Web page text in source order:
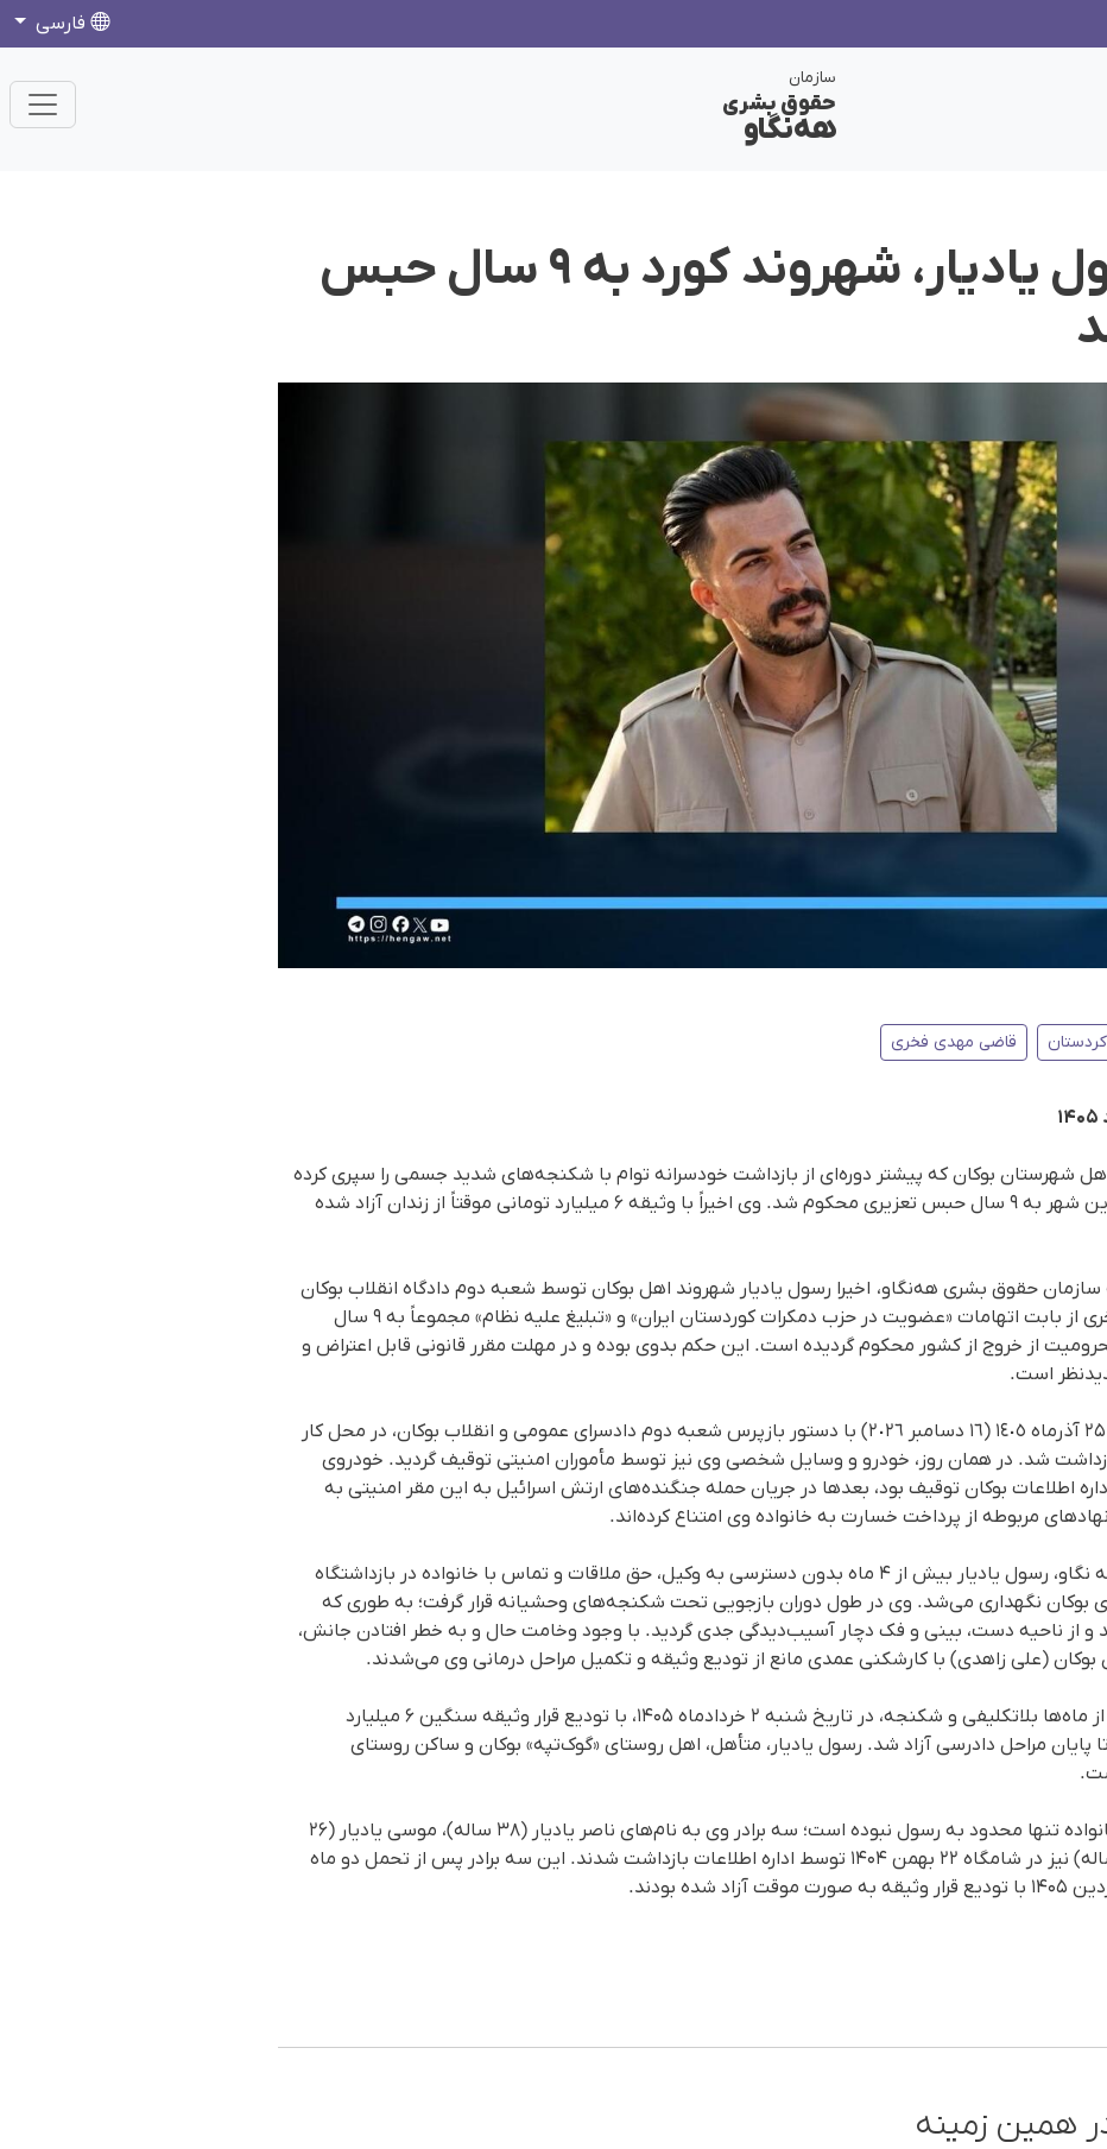
فارسی
سازمان
حقوق بشری
هەنگاو
بوکان؛ رسول یادیار، شهروند کورد به ۹ سال حبس
کردستان قاضی مهدی فخری
اهل شهرستان بوکان که پیشتر دوره‌ای از بازداشت خودسرانه توام با شکنجه‌های شدید جسمی را سپری کرده
بود، توسط دادگاه انقلاب این شهر به ٩ سال حبس تعزیری محکوم شد. وی اخیراً با وثیقه ۶ میلیارد تومانی موقتاً از زندان آزاد شده
حقوق بشری هه‌نگاو، اخیرا رسول یادیار شهروند اهل بوکان توسط شعبه دوم دادگاه انقلاب بوکان
به ریاست قاضی مهدی فخری از بابت اتهامات «عضویت در حزب دمکرات کوردستان ایران» و «تبلیغ علیه نظام» مجموعاً به ۹ سال
از خروج از کشور محکوم گردیده است. این حکم بدوی بوده و در مهلت مقرر قانونی قابل اعتراض و
است.
رسول یادیار روز سەشنبه ۲۵ آذرماه ١٤٠٥ (١٦ دسامبر ٢٠٢٦) با دستور بازپرس شعبه دوم دادسرای عمومی و انقلاب بوکان، در محل کار
شد. در همان روز، خودرو و وسایل شخصی وی نیز توسط مأموران امنیتی توقیف گردید. خودروی
اطلاعات بوکان توقیف بود، بعدها در جریان حمله جنگنده‌های ارتش اسرائیل به این مقر امنیتی به
مربوطه از پرداخت خسارت به خانواده وی امتناع کرده‌اند.
بر طبق گزارشات پیشین هه نگاو، رسول یادیار بیش از ۴ ماه بدون دسترسی به وکیل، حق ملاقات و تماس با خانواده در بازداشتگاه
بوکان نگهداری می‌شد. وی در طول دوران بازجویی تحت شکنجه‌های وحشیانه قرار گرفت؛ به طوری که
از ناحیه دست، بینی و فک دچار آسیب‌دیدگی جدی گردید. با وجود وخامت حال و به خطر افتادن جانش،
بوکان (علی زاهدی) با کارشکنی عمدی مانع از تودیع وثیقه و تکمیل مراحل درمانی وی می‌شدند.
این شهروند سرانجام پس از ماه‌ها بلاتکلیفی و شکنجه، در تاریخ شنبه ۲ خردادماه ۱۴۰۵، با تودیع قرار وثیقه سنگین ۶ میلیارد
مراحل دادرسی آزاد شد. رسول یادیار، متأهل، اهل روستای «گوک‌تپه» بوکان و ساکن روستای
فشارهای امنیتی بر این خانواده تنها محدود به رسول نبوده است؛ سه برادر وی به نام‌های ناصر یادیار (۳۸ ساله)، موسی یادیار (۲۶
ساله) و حمزه یادیار (۲۵ ساله) نیز در شامگاه ۲۲ بهمن ۱۴۰۴ توسط اداره اطلاعات بازداشت شدند. این سه برادر پس از تحمل دو ماه
همین زمینه